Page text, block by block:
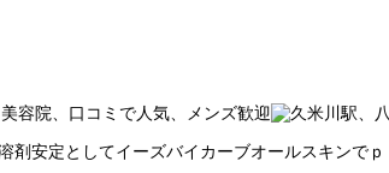
剤安定としてイーズバイカーブオールスキンで